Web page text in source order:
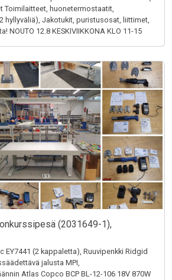
Toimilaitteet, huonetermostaatit,
hyllyväliä), Jakotukit, puristusosat, liittimet,
NOUTO 12.8 KESKIVIIKKONA KLO 11-15
(2031649-1),
EY7441 (2 kappaletta), Ruuvipenkki Ridgid
jalusta MPI,
Atlas Copco BCP BL-12-106 18V 870W